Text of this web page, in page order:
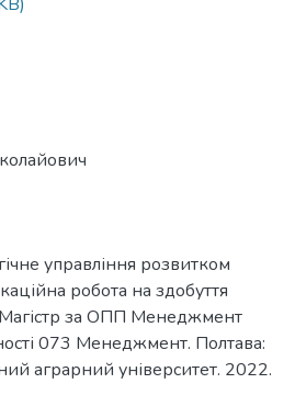
управління розвитком
робота на здобуття
Магістр за ОПП Менеджмент
073 Менеджмент. Полтава:
аграрний університет. 2022.